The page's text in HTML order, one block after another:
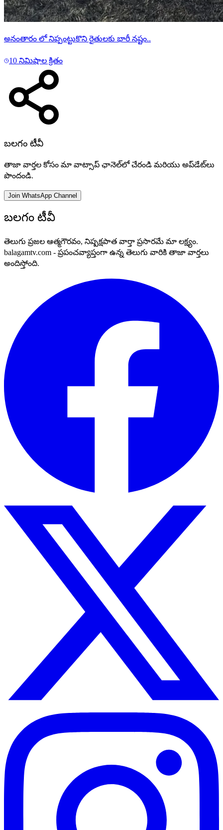
అనంతారం లో నిప్పంట్టుకొని రైతులకు భారీ నష్టం..
10 నిమిషాల క్రితం
బలగం టీవీ
తాజా వార్తల కోసం మా వాట్సాప్ ఛానెల్‌లో చేరండి మరియు అప్‌డేట్‌లు
పొందండి.
Join WhatsApp Channel
బలగం టీవీ
తెలుగు ప్రజల ఆత్మగౌరవం, నిష్పక్షపాత వార్తా ప్రసారమే మా లక్ష్యం.
balagamtv.com - ప్రపంచవ్యాప్తంగా ఉన్న తెలుగు వారికి తాజా వార్తలు
అందిస్తోంది.